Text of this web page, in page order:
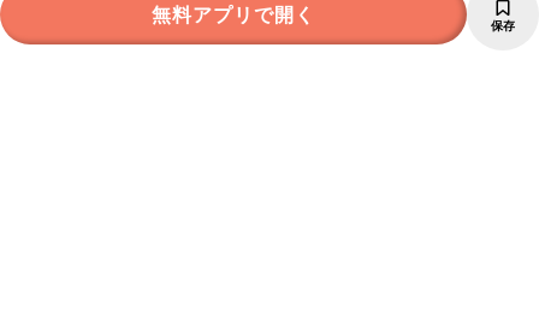
無料アプリで開く 保存